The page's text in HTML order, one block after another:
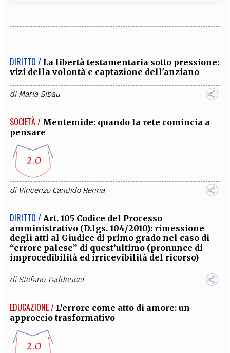
DIRITTO / La libertà testamentaria sotto pressione:
vizi della volontà e captazione dell'anziano
diMaria Sibau
SOCIETÀ / Mentemide: quando la rete comincia a
pensare
di Vincenzo Candido Renna
DIRITTO / Art. 105 Codice del Processo
amministrativo (D.lgs. 104/2010): rimessione
degli atti al Giudice di primo grado nel caso di
“errore palese” di quest’ultimo (pronunce di
improcedibilità ed irricevibilità del ricorso)
diStefano Taddeucci
EDUCAZIONE / L’errore come atto di amore: un
approccio trasformativo